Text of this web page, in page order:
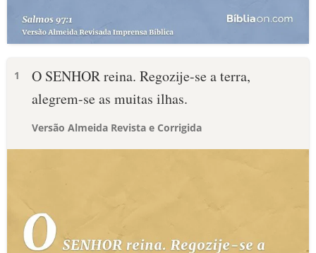
1
O SENHOR reina. Regozije-se a terra,
alegrem-se as muitas ilhas.
Versão Almeida Revista e Corrigida